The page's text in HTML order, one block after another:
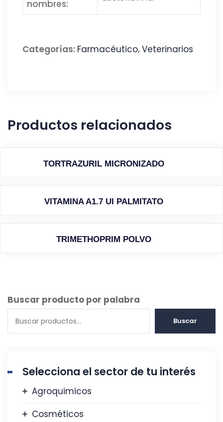
nombres:
Categorías: Farmacéutico,Veterinarios
Productos relacionados
TORTRAZURIL MICRONIZADO
VITAMINA A1.7 UI PALMITATO
TRIMETHOPRIM POLVO
Buscar producto por palabra
Buscar
Selecciona el sector de tu interés
Agroquimicos
Cosméticos